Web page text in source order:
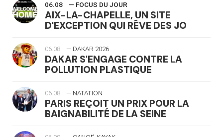
06.08 — FOCUS DU JOUR
AIX-LA-CHAPELLE, UN SITE
D'EXCEPTION QUI RÊVE DES JO
06.08 — DAKAR 2026
DAKAR S'ENGAGE CONTRE LA
POLLUTION PLASTIQUE
06.08 — NATATION
PARIS REÇOIT UN PRIX POUR LA
BAIGNABILITÉ DE LA SEINE